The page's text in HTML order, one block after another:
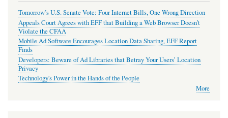
Tomorrow’s U.S. Senate Vote: Four Internet Bills, One Wrong Direction
Appeals Court Agrees with EFF that Building a Web Browser Doesn’t
Violate the CFAA
Mobile Ad Software Encourages Location Data Sharing, EFF Report
Finds
Developers: Beware of Ad Libraries that Betray Your Users’ Location
Privacy
Technology's Power in the Hands of the People
More